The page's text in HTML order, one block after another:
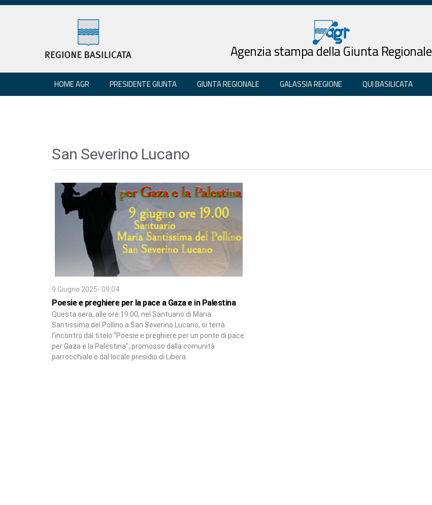
Agenzia stampa della Giunta Regionale
HOME AGR PRESIDENTE GIUNTA GIUNTA REGIONALE GALASSIA REGIONE QUI BASILICATA
San Severino Lucano
9 Giugno 2025- 09:04
Poesie e preghiere per la pace a Gaza e in Palestina
Questa sera, alle ore 19.00, nel Santuario di Maria
Santissima del Pollino a San Severino Lucano, si terrà
l’incontro dal titolo “Poesie e preghiere per un ponte di pace
per Gaza e la Palestina”, promosso dalla comunità
parrocchiale e dal locale presidio di Libera